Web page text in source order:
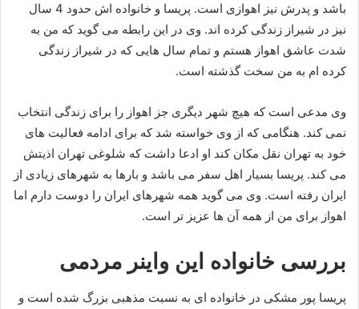
باشد و پدرش نیز اهوازی است. پریسا و خانواده اش حدود 4 سال
نیز در شیراز زندگی کرده اند. وی در این رابطه می گوید که من به
شدت عاشق اهواز هستم و تمام سال هایی که در شیراز زندگی
کرده ام به من سخت گذشته است.
وی مدعی است که هیچ شهر دیگری جز اهواز را برای زندگی انتخاب
نمی کند. هنگامی که از وی خواسته شد که برای ادامه فعالیت های
خود به تهران نقل مکان کند او ادعا داشت که شلوغی تهران اذیتش
می کند. پریسا بسیار اهل سفر می باشد و بارها به شهرهای زیادی از
ایران رفته است. وی می گوید همه شهرهای ایران را دوست دارم اما
اهواز برای من از همه آن ها عزیز تر است.
بررسی خانواده این واینر مردمی
پریسا پور مشکی در خانواده ای به نسبت مذهبی بزرگ شده است و